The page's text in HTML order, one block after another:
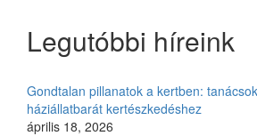
Legutóbbi híreink
Gondtalan pillanatok a kertben:
háziállatbarát kertészkedéshez
április 18, 2026